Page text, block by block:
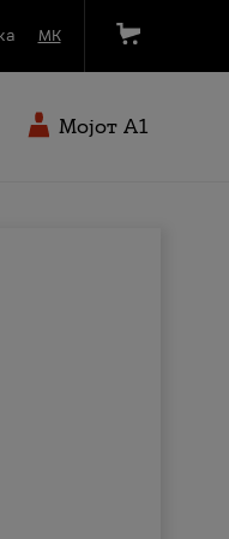
МК
Мојот A1